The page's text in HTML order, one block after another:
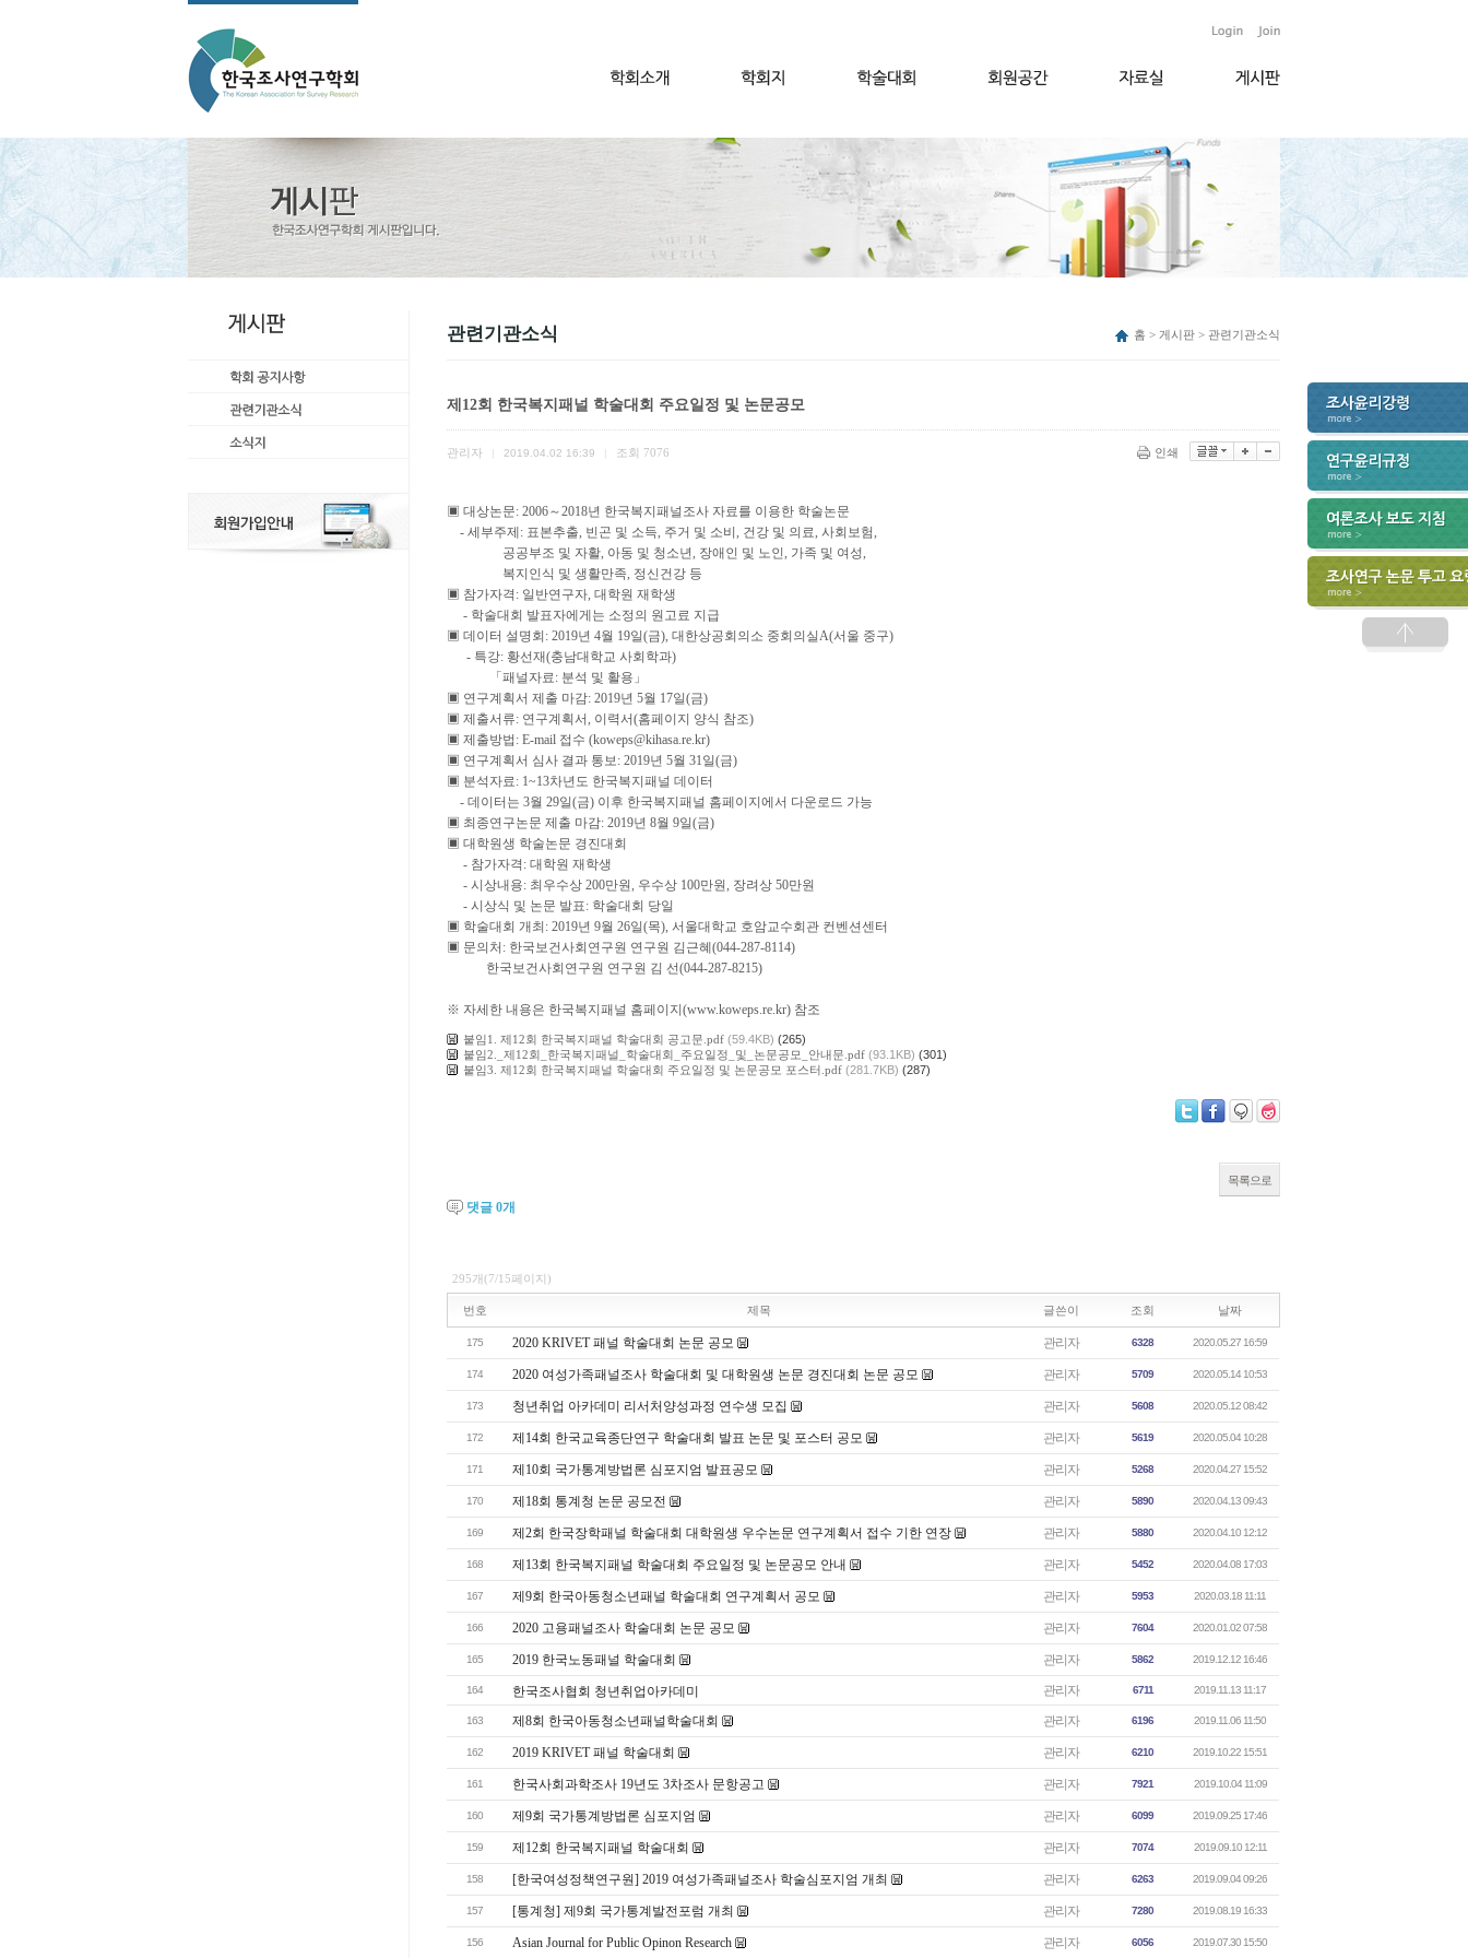
관련기관소식 홈 > 게시판 > 관련기관소식
제12회 한국복지패널 학술대회 주요일정 및 논문공모
관리자 2019.04.02 16:39 조회 7076 인쇄
▣ 대상논문: 2006～2018년 한국복지패널조사 자료를 이용한 학술논문
- 세부주제: 표본추출, 빈곤 및 소득, 주거 및 소비, 건강 및 의료, 사회보험,
공공부조 및 자활, 아동 및 청소년, 장애인 및 노인, 가족 및 여성,
복지인식 및 생활만족, 정신건강 등
▣ 참가자격: 일반연구자, 대학원 재학생
- 학술대회 발표자에게는 소정의 원고료 지급
▣ 데이터 설명회: 2019년 4월 19일(금), 대한상공회의소 중회의실A(서울 중구)
- 특강: 황선재(충남대학교 사회학과)
「패널자료: 분석 및 활용」
▣ 연구계획서 제출 마감: 2019년 5월 17일(금)
▣ 제출서류: 연구계획서, 이력서(홈페이지 양식 참조)
▣ 제출방법: E-mail 접수 (koweps@kihasa.re.kr)
▣ 연구계획서 심사 결과 통보: 2019년 5월 31일(금)
▣ 분석자료: 1~13차년도 한국복지패널 데이터
- 데이터는 3월 29일(금) 이후 한국복지패널 홈페이지에서 다운로드 가능
▣ 최종연구논문 제출 마감: 2019년 8월 9일(금)
▣ 대학원생 학술논문 경진대회
- 참가자격: 대학원 재학생
- 시상내용: 최우수상 200만원, 우수상 100만원, 장려상 50만원
- 시상식 및 논문 발표: 학술대회 당일
▣ 학술대회 개최: 2019년 9월 26일(목), 서울대학교 호암교수회관 컨벤션센터
▣ 문의처: 한국보건사회연구원 연구원 김근혜(044-287-8114)
한국보건사회연구원 연구원 김 선(044-287-8215)
※ 자세한 내용은 한국복지패널 홈페이지(www.koweps.re.kr) 참조
붙임1. 제12회 한국복지패널 학술대회 공고문.pdf (59.4KB) (265)
붙임2._제12회_한국복지패널_학술대회_주요일정_및_논문공모_안내문.pdf (93.1KB) (301)
붙임3. 제12회 한국복지패널 학술대회 주요일정 및 논문공모 포스터.pdf (281.7KB) (287)
목록으로
댓글 0개
295개(7/15페이지)
번호 제목 글쓴이 조회 날짜
175 2020 KRIVET 패널 학술대회 논문 공모 관리자 6328 2020.05.27 16:59
174 2020 여성가족패널조사 학술대회 및 대학원생 논문 경진대회 논문 공모 관리자 5709 2020.05.14 10:53
173 청년취업 아카데미 리서처양성과정 연수생 모집 관리자 5608 2020.05.12 08:42
172 제14회 한국교육종단연구 학술대회 발표 논문 및 포스터 공모 관리자 5619 2020.05.04 10:28
171 제10회 국가통계방법론 심포지엄 발표공모 관리자 5268 2020.04.27 15:52
170 제18회 통계청 논문 공모전 관리자 5890 2020.04.13 09:43
169 제2회 한국장학패널 학술대회 대학원생 우수논문 연구계획서 접수 기한 연장 관리자 5880 2020.04.10 12:12
168 제13회 한국복지패널 학술대회 주요일정 및 논문공모 안내 관리자 5452 2020.04.08 17:03
167 제9회 한국아동청소년패널 학술대회 연구계획서 공모 관리자 5953 2020.03.18 11:11
166 2020 고용패널조사 학술대회 논문 공모 관리자 7604 2020.01.02 07:58
165 2019 한국노동패널 학술대회 관리자 5862 2019.12.12 16:46
164 한국조사협회 청년취업아카데미 관리자 6711 2019.11.13 11:17
163 제8회 한국아동청소년패널학술대회 관리자 6196 2019.11.06 11:50
162 2019 KRIVET 패널 학술대회 관리자 6210 2019.10.22 15:51
161 한국사회과학조사 19년도 3차조사 문항공고 관리자 7921 2019.10.04 11:09
160 제9회 국가통계방법론 심포지엄 관리자 6099 2019.09.25 17:46
159 제12회 한국복지패널 학술대회 관리자 7074 2019.09.10 12:11
158 [한국여성정책연구원] 2019 여성가족패널조사 학술심포지엄 개최 관리자 6263 2019.09.04 09:26
157 [통계청] 제9회 국가통계발전포럼 개최 관리자 7280 2019.08.19 16:33
156 Asian Journal for Public Opinon Research 관리자 6056 2019.07.30 15:50